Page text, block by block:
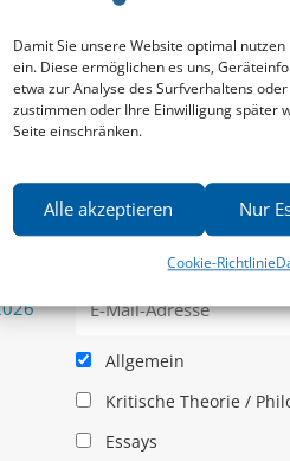
Damit Sie unsere Website optimal
ein. Diese ermöglichen es uns,
etwa zur Analyse des Surfverhaltens
zustimmen oder Ihre Einwilligung später
Seite einschränken.
Alle akzeptieren Nur
Cookie-Richtlinie
–
Newsletter
News zu aktuellen
Klampen! Verlag –
Allgemein
Kritische Theorie /
Essays